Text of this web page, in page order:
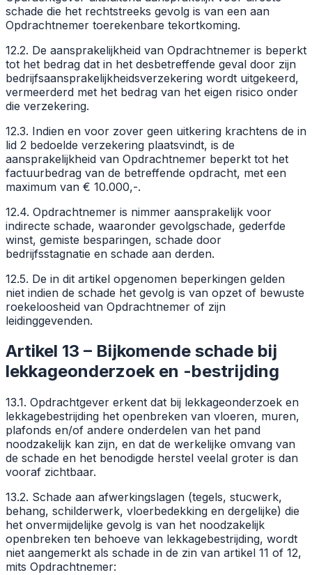
schade die het rechtstreeks gevolg is van een aan
Opdrachtnemer toerekenbare tekortkoming.
12.2. De aansprakelijkheid van Opdrachtnemer is beperkt
tot het bedrag dat in het desbetreffende geval door zijn
bedrijfsaansprakelijkheidsverzekering wordt uitgekeerd,
vermeerderd met het bedrag van het eigen risico onder
die verzekering.
12.3. Indien en voor zover geen uitkering krachtens de in
lid 2 bedoelde verzekering plaatsvindt, is de
aansprakelijkheid van Opdrachtnemer beperkt tot het
factuurbedrag van de betreffende opdracht, met een
maximum van € 10.000,-.
12.4. Opdrachtnemer is nimmer aansprakelijk voor
indirecte schade, waaronder gevolgschade, gederfde
winst, gemiste besparingen, schade door
bedrijfsstagnatie en schade aan derden.
12.5. De in dit artikel opgenomen beperkingen gelden
niet indien de schade het gevolg is van opzet of bewuste
roekeloosheid van Opdrachtnemer of zijn
leidinggevenden.
Artikel 13 – Bijkomende schade bij
lekkageonderzoek en -bestrijding
13.1. Opdrachtgever erkent dat bij lekkageonderzoek en
lekkagebestrijding het openbreken van vloeren, muren,
plafonds en/of andere onderdelen van het pand
noodzakelijk kan zijn, en dat de werkelijke omvang van
de schade en het benodigde herstel veelal groter is dan
vooraf zichtbaar.
13.2. Schade aan afwerkingslagen (tegels, stucwerk,
behang, schilderwerk, vloerbedekking en dergelijke) die
het onvermijdelijke gevolg is van het noodzakelijk
openbreken ten behoeve van lekkagebestrijding, wordt
niet aangemerkt als schade in de zin van artikel 11 of 12,
mits Opdrachtnemer: